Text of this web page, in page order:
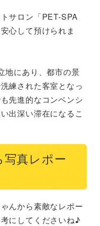
サロン「PET-SPA
心して預けられま
地にあり、都市の景
練された客室となっ
先進的なコンベンシ
出深い滞在になるこ
真レポー
んから素敵なレポー
にしてくださいね♪